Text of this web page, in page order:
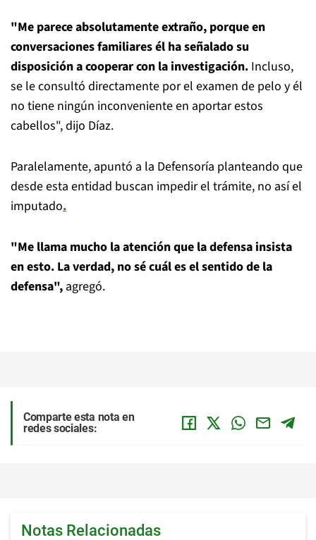
"Me parece absolutamente extraño, porque en
conversaciones familiares él ha señalado su
disposición a cooperar con la investigación. Incluso,
se le consultó directamente por el examen de pelo y él
no tiene ningún inconveniente en aportar estos
cabellos", dijo Díaz.
Paralelamente, apuntó a la Defensoría planteando que
desde esta entidad buscan impedir el trámite, no así el
imputado.
"Me llama mucho la atención que la defensa insista
en esto. La verdad, no sé cuál es el sentido de la
defensa", agregó.
Comparte esta nota en
redes sociales:
Notas Relacionadas